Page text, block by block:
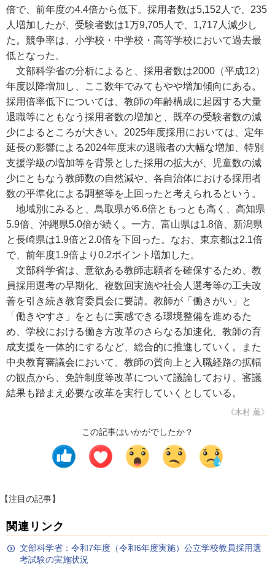
倍で、前年度の4.4倍から低下。採用者数は5,152人で、235
人増加したが、受験者数は1万9,705人で、1,717人減少し
た。競争率は、小学校・中学校・高等学校において過去最
低となった。
文部科学省の分析によると、採用者数は2000（平成12）
年度以降増加し、ここ数年でみてもやや増加傾向にある。
採用倍率低下については、教師の年齢構成に起因する大量
退職等にともなう採用者数の増加と、既卒の受験者数の減
少によるところが大きい。2025年度採用においては、定年
延長の影響による2024年度末の退職者の大幅な増加、特別
支援学級の増加等を背景とした採用の拡大が、児童数の減
少にともなう教師数の自然減や、各自治体における採用者
数の平準化による調整等を上回ったと考えられるという。
地域別にみると、鳥取県が6.6倍ともっとも高く、高知県
5.9倍、沖縄県5.0倍が続く。一方、富山県は1.8倍、新潟県
と長崎県は1.9倍と2.0倍を下回った。なお、東京都は2.1倍
で、前年度1.9倍より0.2ポイント増加した。
文部科学省は、意欲ある教師志願者を確保するため、教
員採用選考の早期化、複数回実施や社会人選考等の工夫改
善を引き続き教育委員会に要請。教師が「働きがい」と
「働きやすさ」をともに実感できる環境整備を進めるた
め、学校における働き方改革のさらなる加速化、教師の育
成支援を一体的にするなど、総合的に推進していく。また
中央教育審議会において、教師の質向上と入職経路の拡幅
の観点から、免許制度等改革について議論しており、審議
結果も踏まえ必要な改革を実行していくとしている。
《木村 薫》
この記事はいかがでしたか？
【注目の記事】
関連リンク
文部科学省：令和7年度（令和6年度実施）公立学校教員採用選
考試験の実施状況